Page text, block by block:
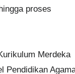
proses
Merdeka
Pendidikan